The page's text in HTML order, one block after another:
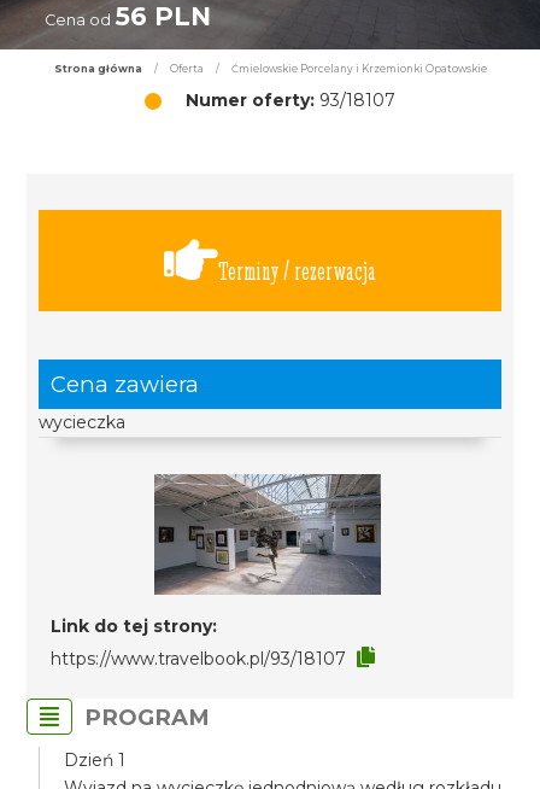
Cena od 56 PLN
Strona główna / Oferta / Ćmielowskie Porcelany i Krzemionki Opatowskie
Numer oferty: 93/18107
Terminy / rezerwacja
Cena zawiera
wycieczka
Link do tej strony:
https://www.travelbook.pl/93/18107
PROGRAM
Dzień 1